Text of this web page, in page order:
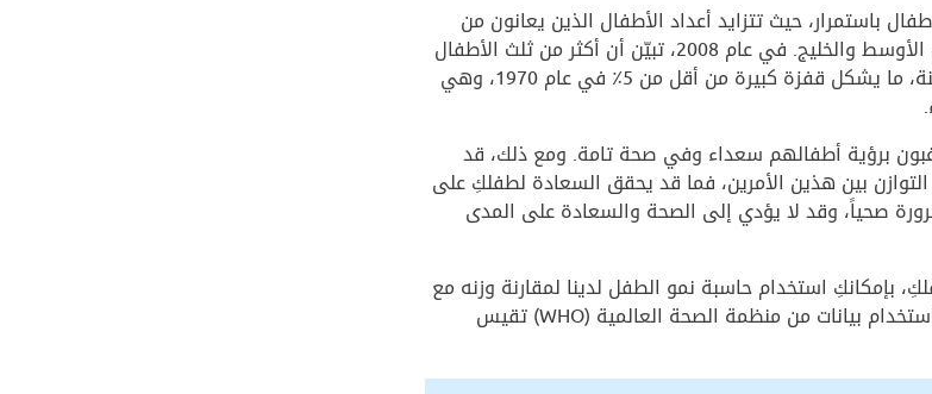
باستمرار، حيث تتزايد أعداد الأطفال الذين يعانون من
زيادة الوزن في منطقة الشرق الأوسط والخليج. في عام 2008، تبيّن أن أكثر من ثلث الأطفال
في المنطقة يعانون من السمنة، ما يشكل قفزة كبيرة من أقل من 5٪ في عام 1970، وهي
برؤية أطفالهم سعداء وفي صحة تامة. ومع ذلك، قد
بين هذين الأمرين، فما قد يحقق السعادة لطفلكِ على
صحياً، وقد لا يؤدي إلى الصحة والسعادة على المدى
بإمكانكِ استخدام حاسبة نمو الطفل لدينا لمقارنة وزنه مع
أطفال آخرين من نفس عمره باستخدام بيانات من منظمة الصحة العالمية (WHO) تقيس